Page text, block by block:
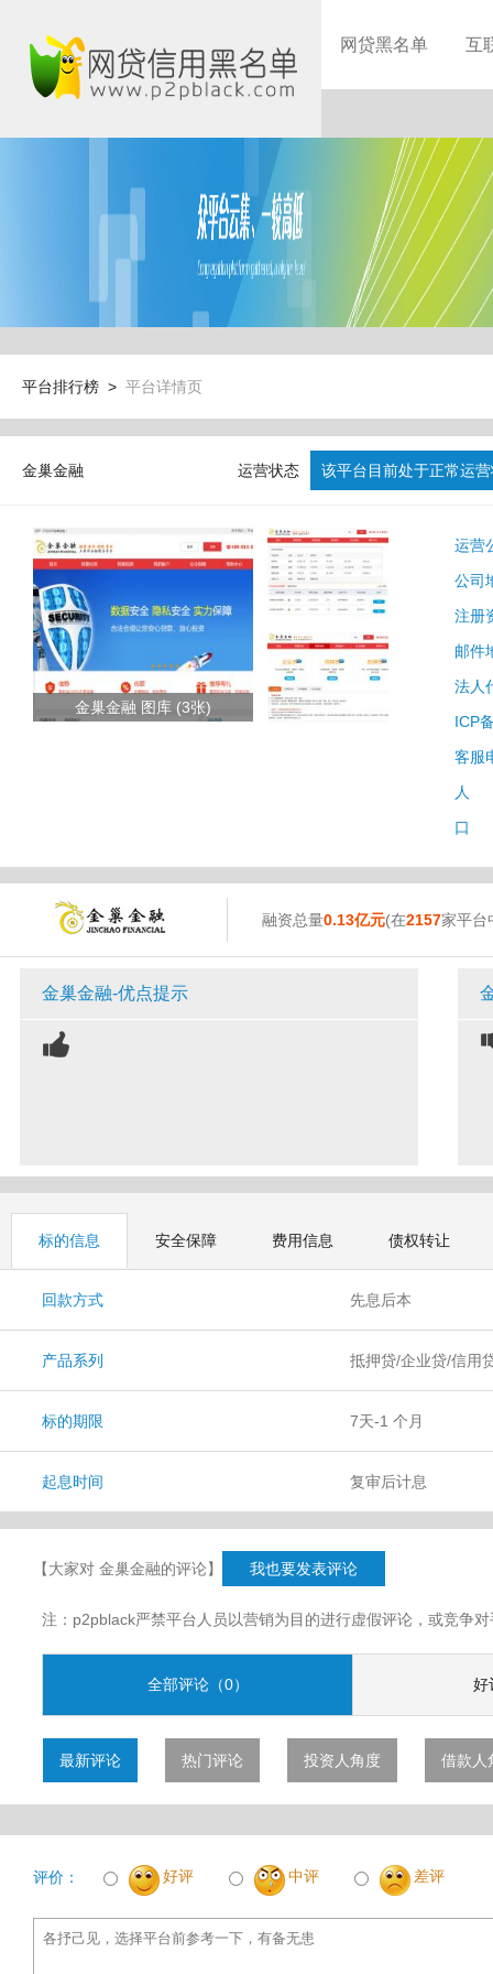
网贷黑名单 互
平台排行榜 > 平台详情页
金巢金融 运营状态 该平台目前处于正常运
金巢金融 图库 (3张)
运营
公司
注册
邮件
法人
ICP
客服
人
口
融资总量0.13亿元(在2157家平台
金巢金融-优点提示
标的信息 安全保障 费用信息 债权转让
回款方式 先息后本
产品系列 抵押贷/企业贷/信用
标的期限 7天-1 个月
起息时间 复审后计息
【大家对 金巢金融的评论】 我也要发表评论
注：p2pblack严禁平台人员以营销为目的进行虚假评论，或竞争
全部评论（0） 好
最新评论 热门评论 投资人角度 借款人
评价： 好评 中评 差评